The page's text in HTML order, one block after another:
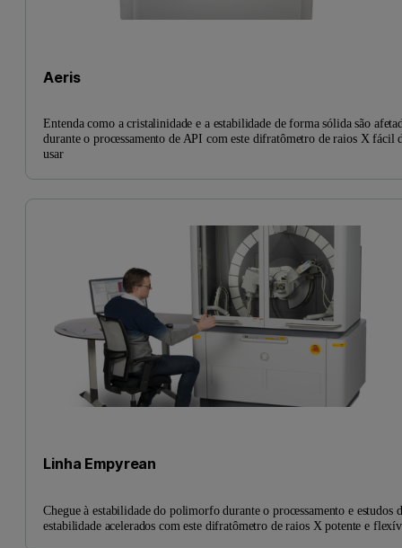
Aeris
Entenda como a cristalinidade e a estabilidade de forma sólida são
durante o processamento de API com este difratômetro de raios X fácil
usar
Linha Empyrean
Chegue à estabilidade do polimorfo durante o processamento e estudos
estabilidade acelerados com este difratômetro de raios X potente e